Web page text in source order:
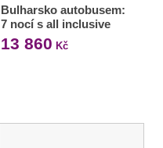
Bulharsko autobusem:
7 nocí s all inclusive
13 860 Kč